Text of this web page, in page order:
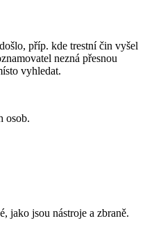
příp. kde trestní čin vyšel
nezná přesnou
vyhledat.
osob.
jako jsou nástroje a zbraně.